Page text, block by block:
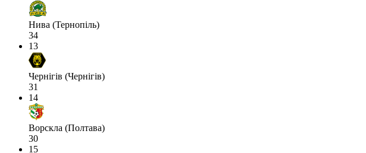
Нива (Тернопіль)
34
13
Чернігів (Чернігів)
31
14
Ворскла (Полтава)
30
15